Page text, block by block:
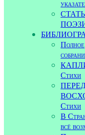
Полное
Стихи
Стихи
В
всё